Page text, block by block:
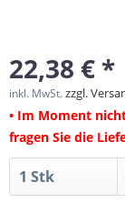
22,38 € *
inkl. MwSt.zzgl.
• Im Moment
fragen Sie die